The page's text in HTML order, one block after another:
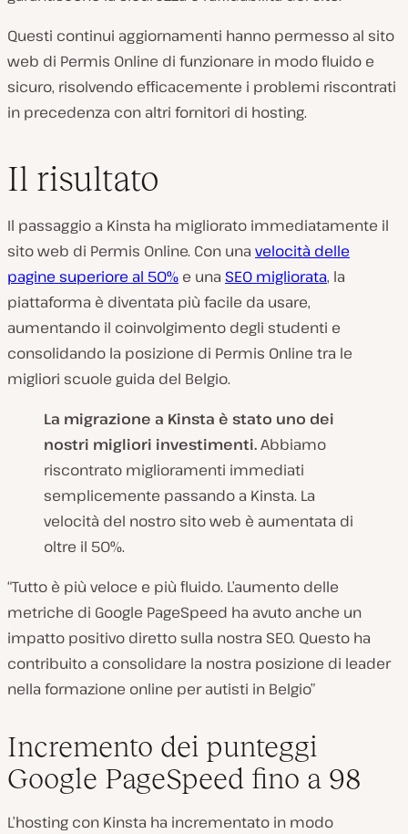
Questi continui aggiornamenti hanno permesso al sito
web di Permis Online di funzionare in modo fluido e
sicuro, risolvendo efficacemente i problemi riscontrati
in precedenza con altri fornitori di hosting.
Il risultato
Il passaggio a Kinsta ha migliorato immediatamente il
sito web di Permis Online. Con una velocità delle
pagine superiore al 50% e una SEO migliorata, la
piattaforma è diventata più facile da usare,
aumentando il coinvolgimento degli studenti e
consolidando la posizione di Permis Online tra le
migliori scuole guida del Belgio.
La migrazione a Kinsta è stato uno dei
nostri migliori investimenti.Abbiamo
riscontrato miglioramenti immediati
semplicemente passando a Kinsta. La
velocità del nostro sito web è aumentata di
oltre il 50%.
“Tutto è più veloce e più fluido. L’aumento delle
metriche di Google PageSpeed ha avuto anche un
impatto positivo diretto sulla nostra SEO. Questo ha
contribuito a consolidare la nostra posizione di leader
nella formazione online per autisti in Belgio”
Incremento dei punteggi
Google PageSpeed fino a 98
L’hosting con Kinsta ha incrementato in modo